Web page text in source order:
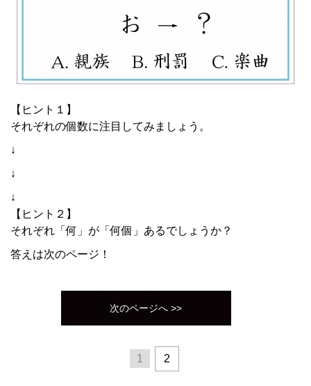
【ヒント１】
それぞれの個数に注目してみましょう。
↓
↓
↓
【ヒント２】
それぞれ「何」が「何個」あるでしょうか？
答えは次のページ！
次のページへ >>
1 2